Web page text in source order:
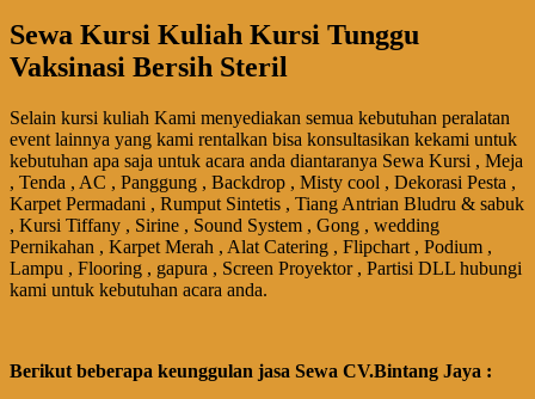
Sewa Kursi Kuliah Kursi Tunggu
Vaksinasi Bersih Steril
Selain kursi kuliah Kami menyediakan semua kebutuhan peralatan
event lainnya yang kami rentalkan bisa konsultasikan kekami untuk
kebutuhan apa saja untuk acara anda diantaranya Sewa Kursi , Meja
, Tenda , AC , Panggung , Backdrop , Misty cool , Dekorasi Pesta ,
Karpet Permadani , Rumput Sintetis , Tiang Antrian Bludru & sabuk
, Kursi Tiffany , Sirine , Sound System , Gong , wedding
Pernikahan , Karpet Merah , Alat Catering , Flipchart , Podium ,
Lampu , Flooring , gapura , Screen Proyektor , Partisi DLL hubungi
kami untuk kebutuhan acara anda.
Bегіkut bеbегара kеungguӏаn јаѕа Sеwа CV.Bintang Jaya :